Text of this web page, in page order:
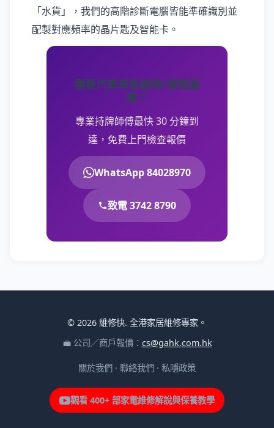
「水貨」，我們的高階診斷電腦皆能準確識別並
配製對應頻率的晶片匙及智能卡。
需要汽車車匙維修/複製服
務？
專業持牌師傅最快 30 分鐘到
達，免費上門檢查報價
WhatsApp 84028970
致電 3742 8790
© 2026 維修快. 全港家居維修專家。
💼 公司／商戶報價： cs@gahk.com.hk
關於我們 · 聯絡我們 · 私隱政策
觀看 400+ 部家電維修解說與保養教學